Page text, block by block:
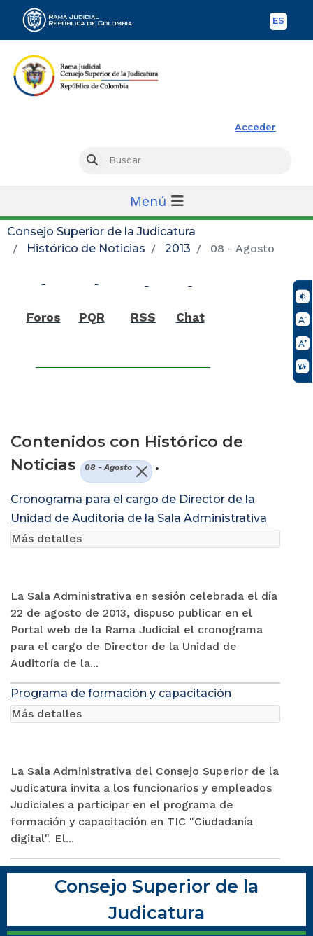
ES
Acceder
Buscar
Menú
Consejo Superior de la Judicatura
Histórico de Noticias
2013 08 - Agosto
Foros PQR RSS Chat
Contenidos con Histórico de
Noticias
08 - Agosto .
Cronograma para el cargo de Director de la
Unidad de Auditoría de la Sala Administrativa
La Sala Administrativa en sesión celebrada el día
22 de agosto de 2013, dispuso publicar en el
Portal web de la Rama Judicial el cronograma
para el cargo de Director de la Unidad de
Auditoría de la...
Más detalles
Programa de formación y capacitación
La Sala Administrativa del Consejo Superior de la
Judicatura invita a los funcionarios y empleados
Judiciales a participar en el programa de
formación y capacitación en TIC "Ciudadanía
digital". El...
Más detalles
Consejo Superior de la
Judicatura